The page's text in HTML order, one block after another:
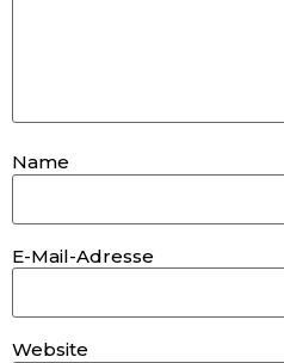
Name
E-Mail-Adresse
Website